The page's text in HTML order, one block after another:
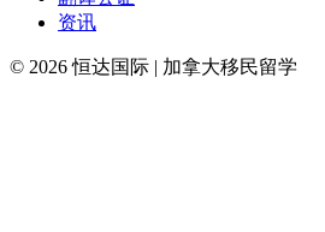
资讯
© 2026 恒达国际 | 加拿大移民留学